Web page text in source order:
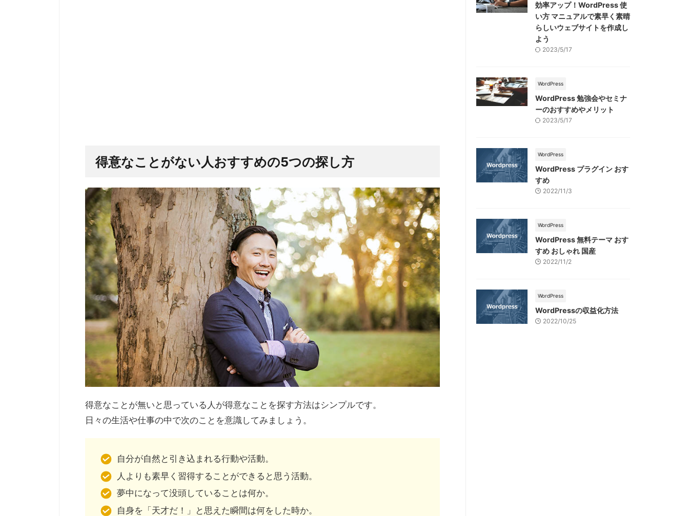
得意なことがない人おすすめの5つの探し方
得意なことが無いと思っている人が得意なことを探す方法はシンプルです。
日々の生活や仕事の中で次のことを意識してみましょう。
自分が自然と引き込まれる行動や活動。
人よりも素早く習得することができると思う活動。
夢中になって没頭していることは何か。
自身を「天才だ！」と思えた瞬間は何をした時か。
効率アップ！WordPress 使
い方 マニュアルで素早く素晴
らしいウェブサイトを作成し
よう
2023/5/17
WordPress
WordPress 勉強会やセミナ
ーのおすすめやメリット
2023/5/17
WordPress
WordPress プラグイン おす
すめ
2022/11/3
WordPress
WordPress 無料テーマ おす
すめ おしゃれ 国産
2022/11/2
WordPress
WordPressの収益化方法
2022/10/25